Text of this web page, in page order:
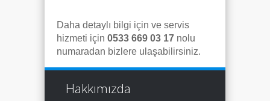
Daha detaylı bilgi için ve servis
hizmeti için 0533 669 03 17 nolu
numaradan bizlere ulaşabilirsiniz.
Hakkımızda